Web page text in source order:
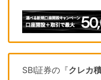
SBI証券の『クレカ